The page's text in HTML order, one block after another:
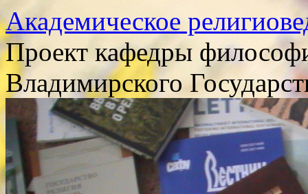
Академическое
Проект кафедры
Владимирского